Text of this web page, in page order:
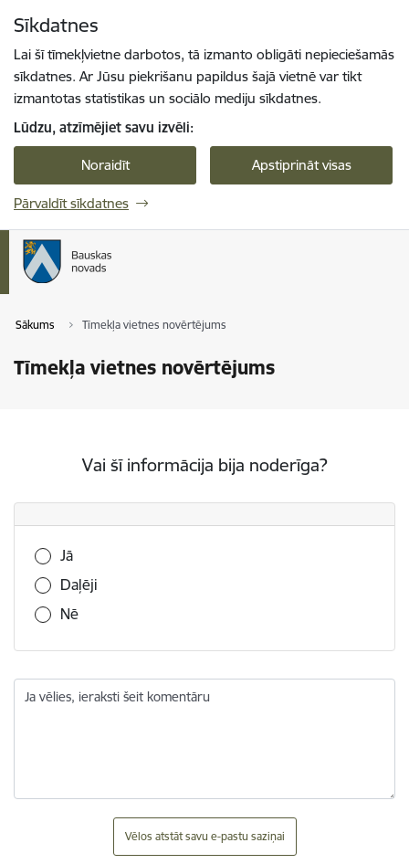
Sīkdatnes
Lai šī tīmekļvietne darbotos, tā izmanto obligāti nepieciešamās
sīkdatnes. Ar Jūsu piekrišanu papildus šajā vietnē var tikt
izmantotas statistikas un sociālo mediju sīkdatnes.
Lūdzu, atzīmējiet savu izvēli:
Noraidīt Apstiprināt visas
Pārvaldīt sīkdatnes
Sākums Tīmekļa vietnes novērtējums
Tīmekļa vietnes novērtējums
Vai šī informācija bija noderīga?
Vai šī informācija bija noderīga?
Jā
Daļēji
Nē
Ja vēlies, ieraksti šeit komentāru
Vēlos atstāt savu e-pastu saziņai